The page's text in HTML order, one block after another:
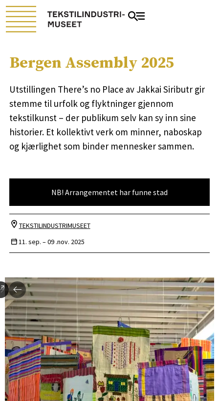
Bergen Assembly 2025
Utstillingen There’s no Place av Jakkai Siributr gir
stemme til urfolk og flyktninger gjennom
tekstilkunst – der publikum selv kan sy inn sine
historier. Et kollektivt verk om minner, naboskap
og kjærlighet som binder mennesker sammen.
NB! Arrangementet har funne stad
TEKSTILINDUSTRIMUSEET
11. sep. –09 .nov. 2025